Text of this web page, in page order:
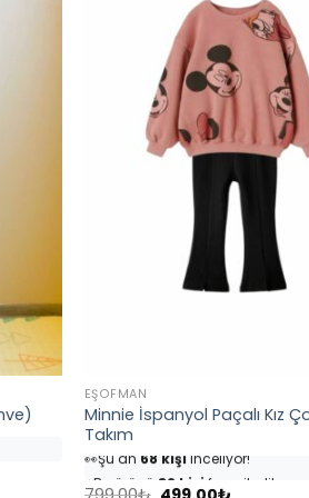
EŞOFMAN
Minnie İspanyol Paçalı Kız
Takım
👀Şu an
⭐️Bu ürünü 82 kişifavoriledi!
🛒39 kişisepetine ekledi!